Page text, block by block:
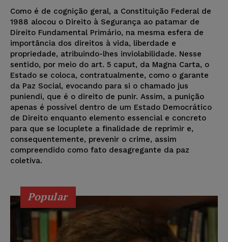
Como é de cognição geral, a Constituição Federal de
1988 alocou o Direito à Segurança ao patamar de
Direito Fundamental Primário, na mesma esfera de
importância dos direitos à vida, liberdade e
propriedade, atribuindo-lhes inviolabilidade. Nesse
sentido, por meio do art. 5 caput, da Magna Carta, o
Estado se coloca, contratualmente, como o garante
da Paz Social, evocando para si o chamado jus
puniendi, que é o direito de punir. Assim, a punição
apenas é possível dentro de um Estado Democrático
de Direito enquanto elemento essencial e concreto
para que se locuplete a finalidade de reprimir e,
consequentemente, prevenir o crime, assim
compreendido como fato desagregante da paz
coletiva.
Popular